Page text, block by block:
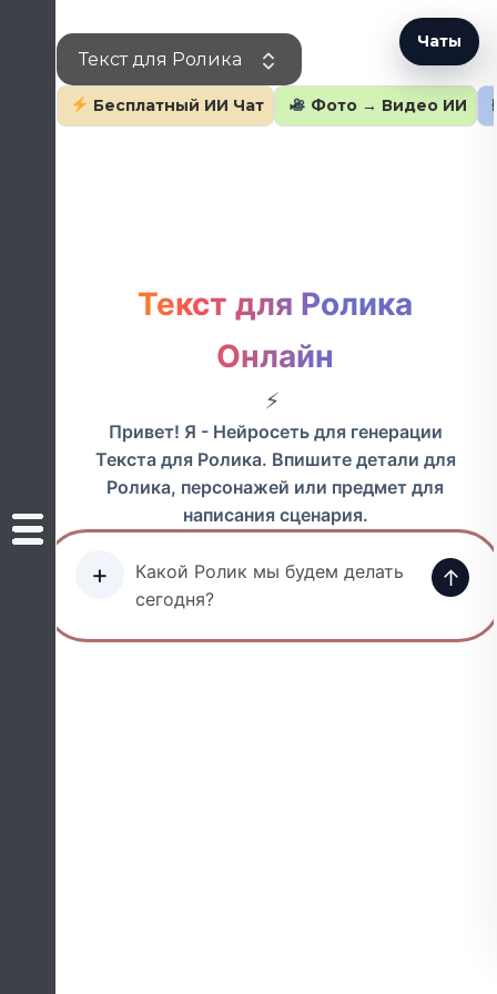
содержаниюТекст для Ролика
Бесплатный ИИ Чат Фото → Видео ИИ
Чаты
Текст для Ролика
Онлайн
Привет! Я - Нейросеть для генерации
Текста для Ролика. Впишите детали для
Ролика, персонажей или предмет для
написания сценария.
+ ↑